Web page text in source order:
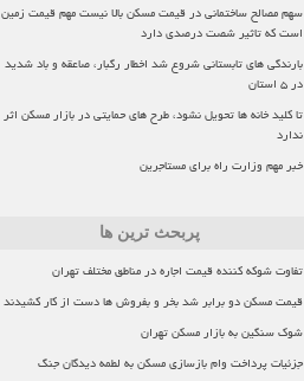
سهم مصالح ساختمانی در قیمت مسکن بالا نیست مهم قیمت زمین
است که تاثیر شصت درصدی دارد
بارندگی های تابستانی شروع شد اخطار رگبار، صاعقه و باد شدید
در ۵ استان
تا کلید خانه ها تحویل نشود، طرح های حمایتی در بازار مسکن اثر
ندارد
خبر مهم وزارت راه برای مستاجرین
پربحث ترین ها
تفاوت شوکه کننده قیمت اجاره در مناطق مختلف تهران
قیمت مسکن دو برابر شد بخر و بفروش ها دست از کار کشیدند
شوک سنگین به بازار مسکن تهران
جزئیات پرداخت وام بازسازی مسکن به لطمه دیدگان جنگ